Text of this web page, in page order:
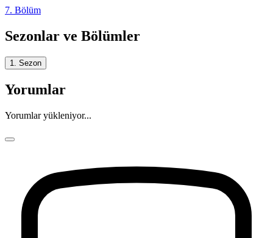
7. Bölüm
Sezonlar ve Bölümler
1. Sezon
Yorumlar
Yorumlar yükleniyor...